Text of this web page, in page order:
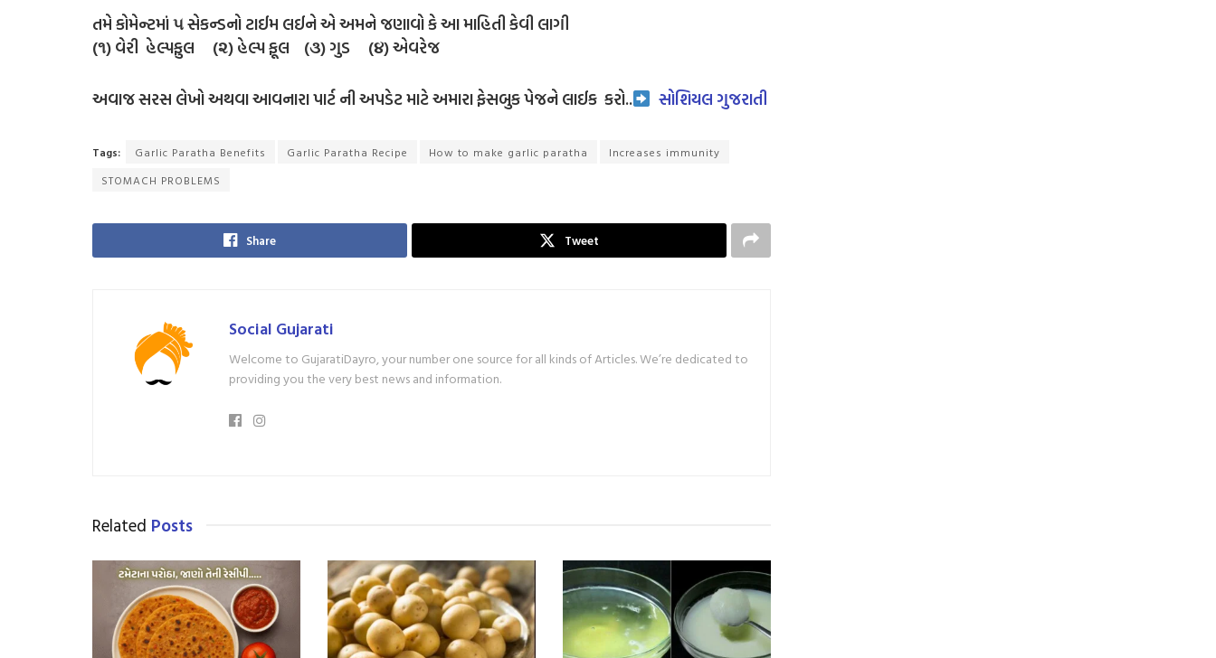
તમે કોમેન્ટમાં ૫ સેકન્ડનો ટાઈમ લઈને એ અમને જણાવો કે આ માહિતી કેવી લાગી
(૧) વેરી હેલ્પફુલ (૨) હેલ્પ ફૂલ (૩) ગુડ (૪) એવરેજ
અવાજ સરસ લેખો અથવા આવનારા પાર્ટ ની અપડેટ માટે અમારા ફેસબુક પેજને લાઈક કરો.. સોશિયલ ગુજરાતી
Tags: Garlic Paratha Benefits Garlic Paratha Recipe How to make garlic paratha
Increases immunity
STOMACH PROBLEMS
Share Tweet
Social Gujarati
Welcome to GujaratiDayro, your number one source for all kinds of Articles. We’re dedicated to
providing you the very best news and information.
Related Posts